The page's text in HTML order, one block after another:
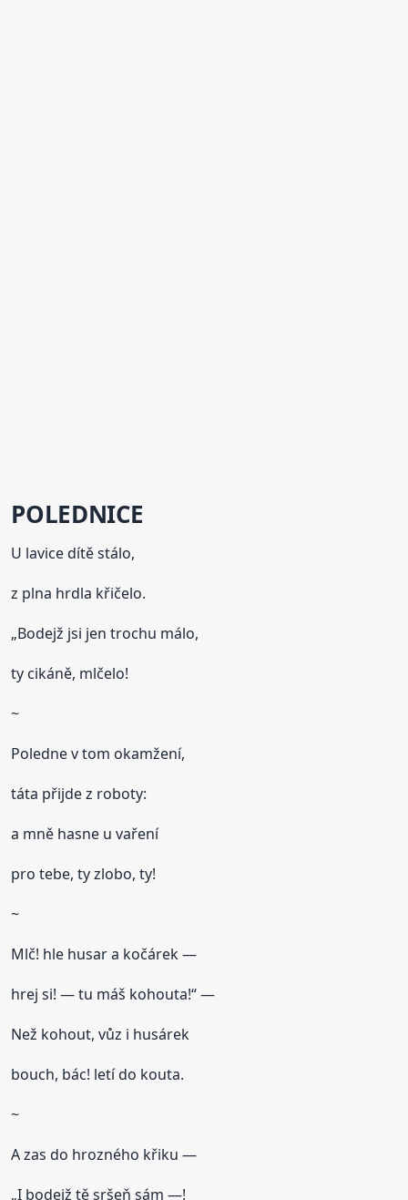
POLEDNICE
U lavice dítě stálo,
z plna hrdla křičelo.
„Bodejž jsi jen trochu málo,
ty cikáně, mlčelo!
~
Poledne v tom okamžení,
táta přijde z roboty:
a mně hasne u vaření
pro tebe, ty zlobo, ty!
~
Mlč! hle husar a kočárek —
hrej si! — tu máš kohouta!“ —
Než kohout, vůz i husárek
bouch, bác! letí do kouta.
~
A zas do hrozného křiku —
„I bodejž tě sršeň sám —!